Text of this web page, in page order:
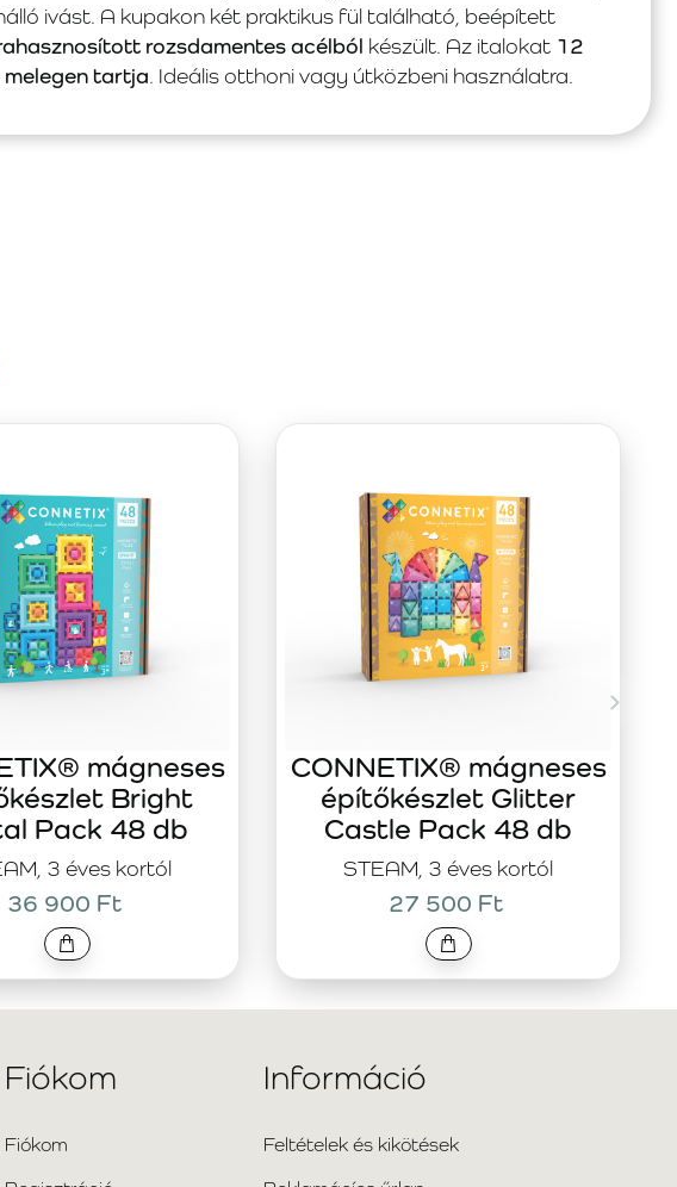
ivást. A kupakon két praktikus fül található, beépített
rozsdamentes acélból készült. Az italokat 12
tartja. Ideális otthoni vagy útközbeni használatra.
3 éves kortól
mágneses
Bright
Pack 48 db
36 900 Ft
STEAM, 3 éves kortól
CONNETIX® mágneses
építőkészlet Glitter
Castle Pack 48 db
27 500 Ft
Fiókom
Fiókom
Információ
Feltételek és kikötések